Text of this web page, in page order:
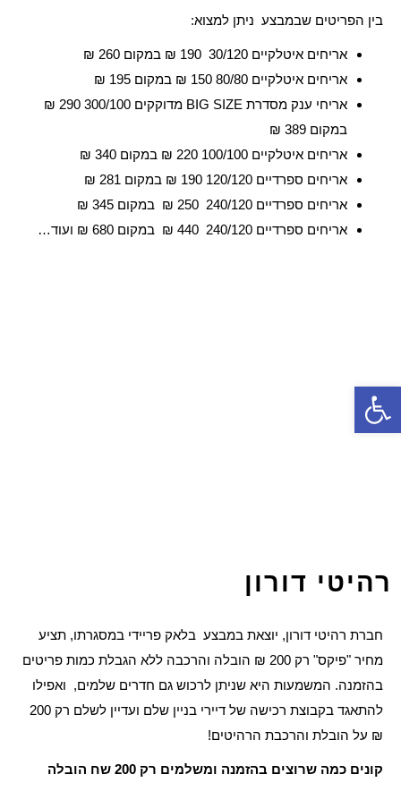
בין הפריטים שבמבצע ניתן למצוא:
אריחים איטלקיים 30/120 190 ₪ במקום 260 ₪
אריחים איטלקיים 80/80 150 ₪ במקום 195 ₪
אריחי ענק מסדרת BIG SIZE מדוקקים 300/100 290 ₪
במקום 389 ₪
אריחים איטלקיים 100/100 220 ₪ במקום 340 ₪
אריחים ספרדיים 120/120 190 ₪ במקום 281 ₪
אריחים ספרדיים 240/120 250 ₪ במקום 345 ₪
אריחים ספרדיים 240/120 440 ₪ במקום 680 ₪ ועוד…
רהיטי דורון
חברת רהיטי דורון, יוצאת במבצע בלאק פריידי במסגרתו, תציע
מחיר "פיקס" רק 200 ₪ הובלה והרכבה ללא הגבלת כמות פריטים
בהזמנה. המשמעות היא שניתן לרכוש גם חדרים שלמים, ואפילו
להתאגד בקבוצת רכישה של דיירי בניין שלם ועדיין לשלם רק 200
₪ על הובלת והרכבת הרהיטים!
קונים כמה שרוצים בהזמנה ומשלמים רק 200 שח הובלה
פתח סרגל נגישות